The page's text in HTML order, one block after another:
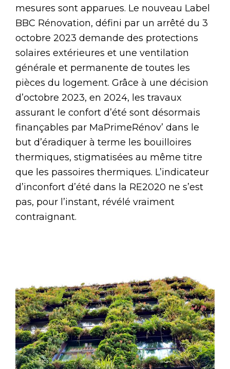
mesures sont apparues. Le nouveau Label
BBC Rénovation, défini par un arrêté du 3
octobre 2023 demande des protections
solaires extérieures et une ventilation
générale et permanente de toutes les
pièces du logement. Grâce à une décision
d’octobre 2023, en 2024, les travaux
assurant le confort d’été sont désormais
finançables par MaPrimeRénov’ dans le
but d’éradiquer à terme les bouilloires
thermiques, stigmatisées au même titre
que les passoires thermiques. L’indicateur
d’inconfort d’été dans la RE2020 ne s’est
pas, pour l’instant, révélé vraiment
contraignant.